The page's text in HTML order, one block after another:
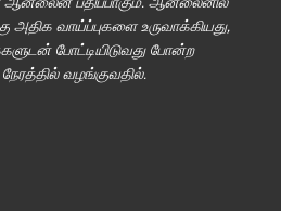
அதிக வாய்ப்புகளை உருவாக்கியது,
போட்டியிடுவது போன்ற
வழங்குவதில்.